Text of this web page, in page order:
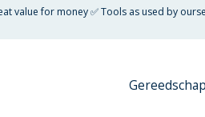
value for money ✅ Tools as used by
Gereedschap